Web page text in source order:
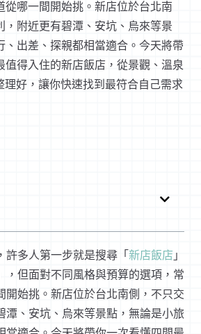
從哪一間開始挑。新店位於台北南
，附近更有碧潭、安坑、烏來等景
、出差、探親都相當適合。今天將帶
值得入住的新店飯店，從景觀、溫泉
理好，讓你快速找到最符合自己需求
許多人第一步就是搜尋「 新店飯店 」
，但面對不同風格與預算的選項，常
開始挑。新店位於台北南側，不只交
潭、安坑、烏來等景點，無論是小旅